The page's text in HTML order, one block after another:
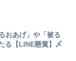
おあげ」や「被る
る【LINE懸賞】〆